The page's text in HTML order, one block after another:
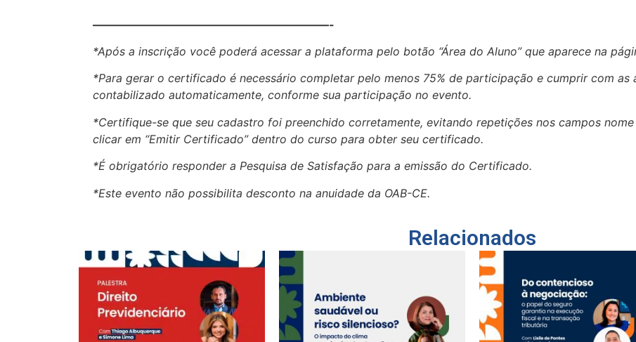
—————————————————————-
*Após a inscrição você poderá acessar a plataforma pelo botão “Área do Aluno” que aparece na
*Para gerar o certificado é necessário completar pelo menos 75% de participação e cumprir com
contabilizado automaticamente, conforme sua participação no evento.
*Certifique-se que seu cadastro foi preenchido corretamente, evitando repetições nos campos
clicar em “Emitir Certificado” dentro do curso para obter seu certificado.
*É obrigatório responder a Pesquisa de Satisfação para a emissão do Certificado.
*Este evento não possibilita desconto na anuidade da OAB-CE.
Relacionados